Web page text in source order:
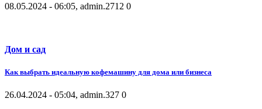
08.05.2024 - 06:05, admin.2712 0
Дом и сад
Как выбрать идеальную кофемашину для дома или бизнеса
26.04.2024 - 05:04, admin.327 0